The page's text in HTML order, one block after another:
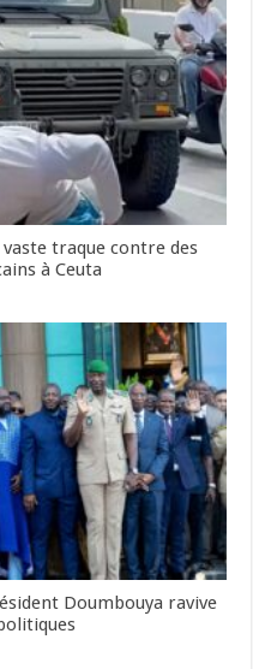
vaste traque contre des
à Ceuta
Doumbouya ravive